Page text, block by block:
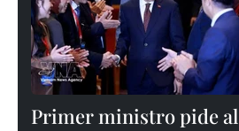
Primer ministro pide al